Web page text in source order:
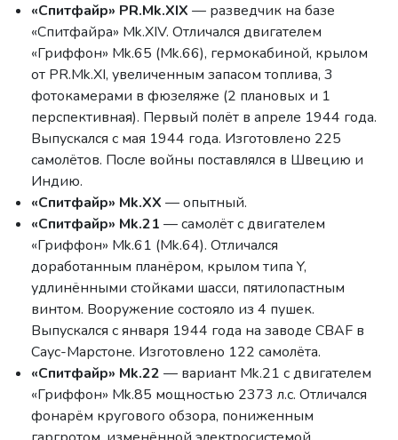
«Спитфайр» PR.Mk.XIX — разведчик на базе
«Спитфайра» Mk.XIV. Отличался двигателем
«Гриффон» Mk.65 (Mk.66), гермокабиной, крылом
от PR.Mk.XI, увеличенным запасом топлива, 3
фотокамерами в фюзеляже (2 плановых и 1
перспективная). Первый полёт в апреле 1944 года.
Выпускался с мая 1944 года. Изготовлено 225
самолётов. После войны поставлялся в Швецию и
Индию.
«Спитфайр» Mk.XX — опытный.
«Спитфайр» Mk.21 — самолёт с двигателем
«Гриффон» Mk.61 (Mk.64). Отличался
доработанным планёром, крылом типа Y,
удлинёнными стойками шасси, пятилопастным
винтом. Вооружение состояло из 4 пушек.
Выпускался с января 1944 года на заводе CBAF в
Саус-Марстоне. Изготовлено 122 самолёта.
«Спитфайр» Mk.22 — вариант Mk.21 с двигателем
«Гриффон» Mk.85 мощностью 2373 л.с. Отличался
фонарём кругового обзора, пониженным